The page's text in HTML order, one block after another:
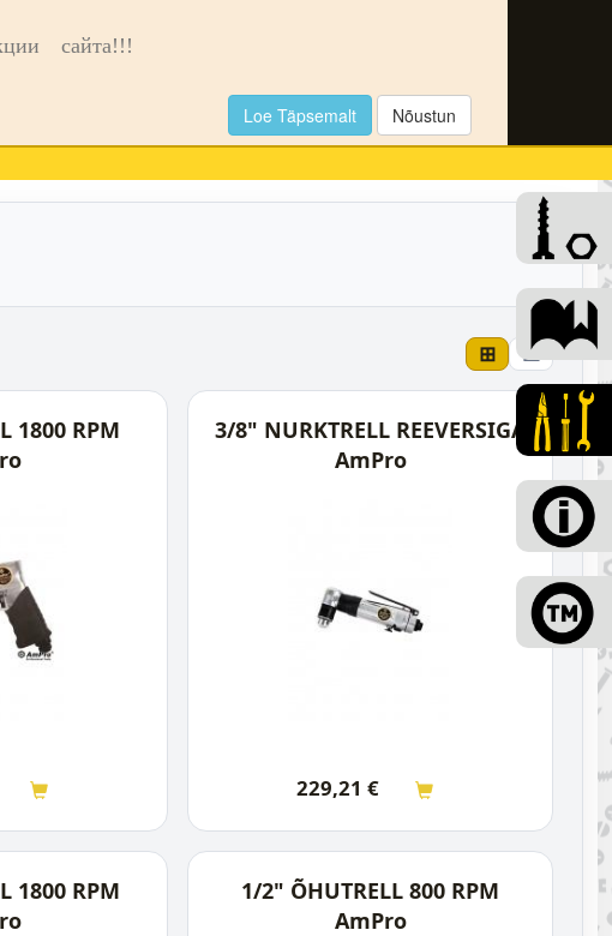
сайта!!!
Loe Täpsemalt Nõustun
⊞ ☰
1800 RPM
3/8" NURKTRELL REEVERSIGA
AmPro
229,21 €
1800 RPM
1/2" ÕHUTRELL 800 RPM
AmPro